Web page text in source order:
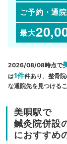
ご予約・通
最大
2026/08/08時点で
は1件件あり、整骨
な通院先を見つける
美唄駅で
鍼灸院併設
におすすめ